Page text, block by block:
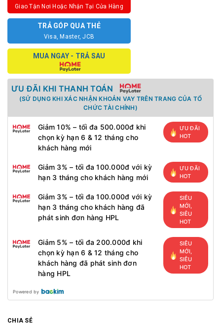
Giao Tận Nơi Hoặc Nhận Tại Cửa Hàng
TRẢ GÓP QUA THẺ
Visa, Master, JCB
MUA NGAY - TRẢ SAU
ƯU ĐÃI KHI THANH TOÁN
(SỬ DỤNG KHI XÁC NHẬN KHOẢN VAY TRÊN TRANG CỦA TỔ
CHỨC TÀI CHÍNH)
Giảm 10% – tối đa 500.000đ khi
chọn kỳ hạn 6 & 12 tháng cho
khách hàng mới
ƯU ĐÃI
HOT
Giảm 3% – tối đa 100.000đ với kỳ
hạn 3 tháng cho khách hàng mới
ƯU ĐÃI
HOT
Giảm 3% – tối đa 100.000đ với kỳ
hạn 3 tháng cho khách hàng đã
phát sinh đơn hàng HPL
SIÊU
MỚI,
SIÊU
HOT
Giảm 5% – tối đa 200.000đ khi
chọn kỳ hạn 6 & 12 tháng cho
khách hàng đã phát sinh đơn
hàng HPL
SIÊU
MỚI,
SIÊU
HOT
Powered by
CHIA SẺ